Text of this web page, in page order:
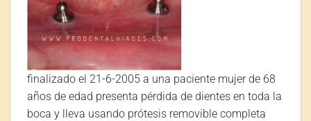
finalizado el 21-6-2005 a una paciente mujer de 68
años de edad presenta pérdida de dientes en toda la
boca y lleva usando prótesis removible completa